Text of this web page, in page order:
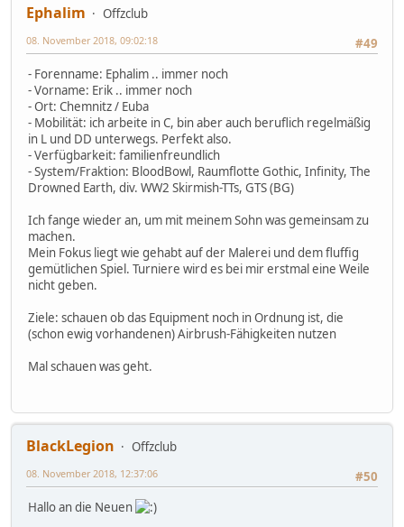
Ephalim
Offzclub
#49
08. November 2018, 09:02:18
- Forenname: Ephalim .. immer noch
- Vorname: Erik .. immer noch
- Ort: Chemnitz / Euba
- Mobilität: ich arbeite in C, bin aber auch beruflich regelmäßig
in L und DD unterwegs. Perfekt also.
- Verfügbarkeit: familienfreundlich
- System/Fraktion: BloodBowl, Raumflotte Gothic, Infinity, The
Drowned Earth, div. WW2 Skirmish-TTs, GTS (BG)
Ich fange wieder an, um mit meinem Sohn was gemeinsam zu
machen.
Mein Fokus liegt wie gehabt auf der Malerei und dem fluffig
gemütlichen Spiel. Turniere wird es bei mir erstmal eine Weile
nicht geben.
Ziele: schauen ob das Equipment noch in Ordnung ist, die
(schon ewig vorhandenen) Airbrush-Fähigkeiten nutzen
Mal schauen was geht.
BlackLegion
Offzclub
#50
08. November 2018, 12:37:06
Hallo an die Neuen